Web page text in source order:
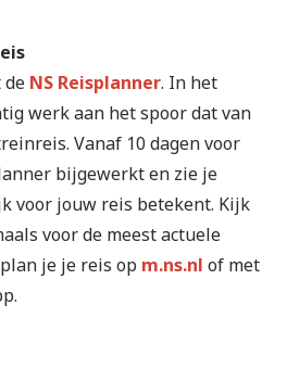
de NS Reisplanner. In het
werk aan het spoor dat van
Vanaf 10 dagen voor
bijgewerkt en zie je
voor jouw reis betekent. Kijk
voor de meest actuele
je je reis op m.ns.nl of met